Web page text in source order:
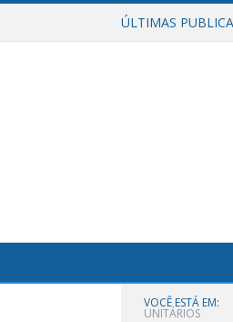
ÚLTIMAS
VOCÊ ESTÁ EM:
UNITÁRIOS